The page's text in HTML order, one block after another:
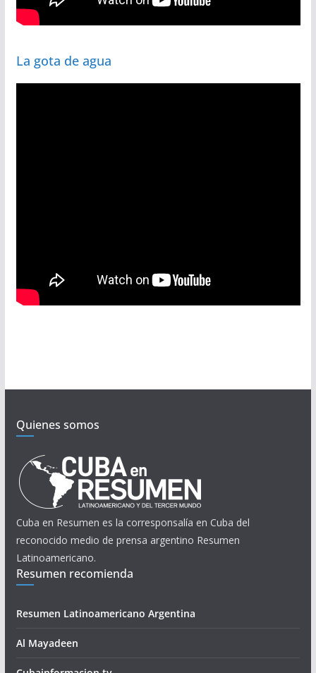
La gota de agua
Quienes somos
Cuba en Resumen es la corresponsalía en Cuba del
reconocido medio de prensa argentino Resumen
Latinoamericano.
Resumen recomienda
Resumen Latinoamericano Argentina
Al Mayadeen